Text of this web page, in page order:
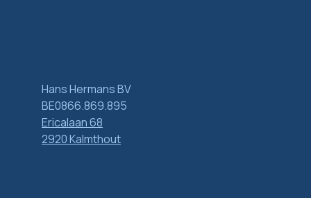
Hans Hermans BV
BE0866.869.895
Ericalaan 68
2920 Kalmthout